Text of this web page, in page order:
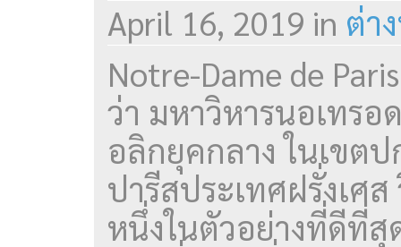
April 16, 2019 in ต่า
Notre-Dame de
ว่า มหาวิหารนอเทรอ
อลิกยุคกลาง ในเขต
ปารีสประเทศฝรั่งเศ
หนึ่งในตัวอย่างที่ดีที่